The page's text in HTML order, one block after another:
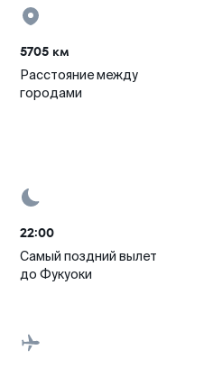
5705 км
Расстояние между
городами
22:00
Самый поздний вылет
до Фукуоки